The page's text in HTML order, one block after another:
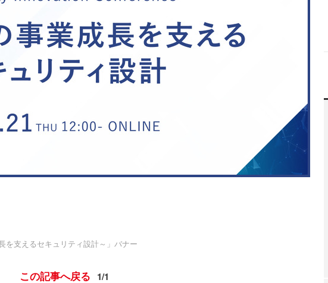
を支えるセキュリティ設計～」バナー
この記事へ戻る 1/1